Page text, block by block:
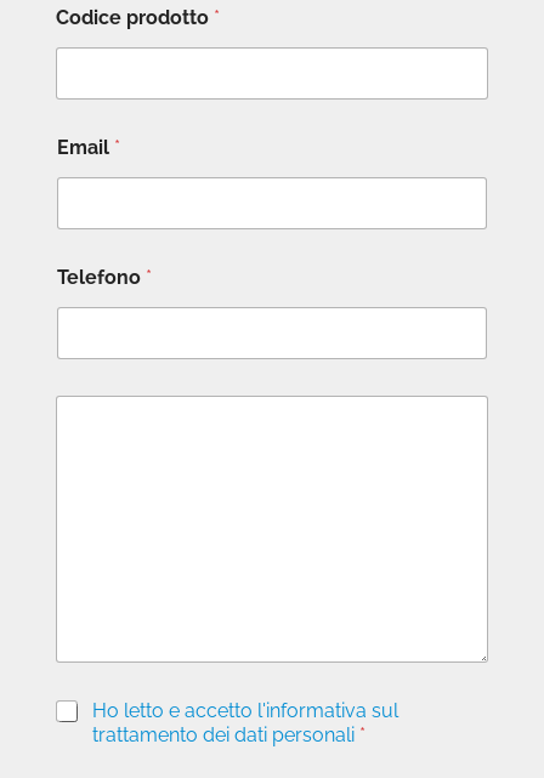
Codice prodotto *
Email *
Telefono *
P
Ho letto e accetto l'informativa sul
trattamento dei dati personali *